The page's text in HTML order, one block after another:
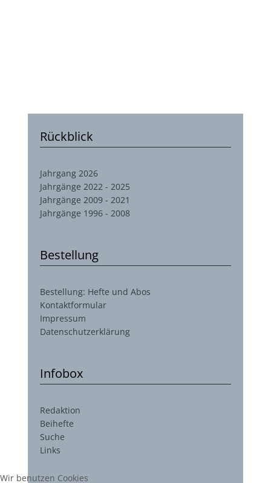
Rückblick
Jahrgang 2026
Jahrgänge 2022 - 2025
Jahrgänge 2009 - 2021
Jahrgänge 1996 - 2008
Bestellung
Bestellung: Hefte und Abos
Kontaktformular
Impressum
Datenschutzerklärung
Infobox
Redaktion
Beihefte
Suche
Links
Wir benutzen Cookies